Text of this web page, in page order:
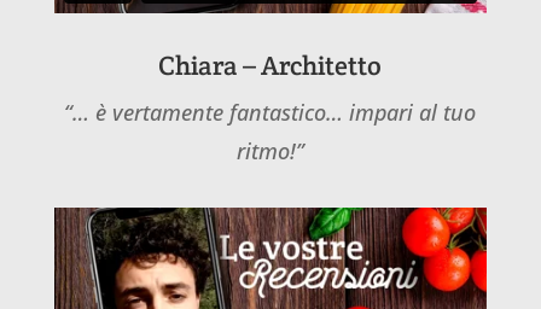
Chiara – Architetto
“… è vertamente fantastico… impari al tuo
ritmo!”